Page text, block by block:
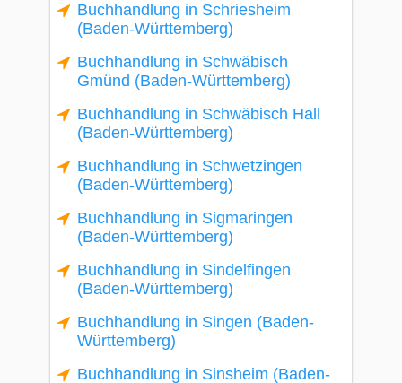
Buchhandlung in Schriesheim
(Baden-Württemberg)
Buchhandlung in Schwäbisch
Gmünd (Baden-Württemberg)
Buchhandlung in Schwäbisch Hall
(Baden-Württemberg)
Buchhandlung in Schwetzingen
(Baden-Württemberg)
Buchhandlung in Sigmaringen
(Baden-Württemberg)
Buchhandlung in Sindelfingen
(Baden-Württemberg)
Buchhandlung in Singen (Baden-
Württemberg)
Buchhandlung in Sinsheim (Baden-